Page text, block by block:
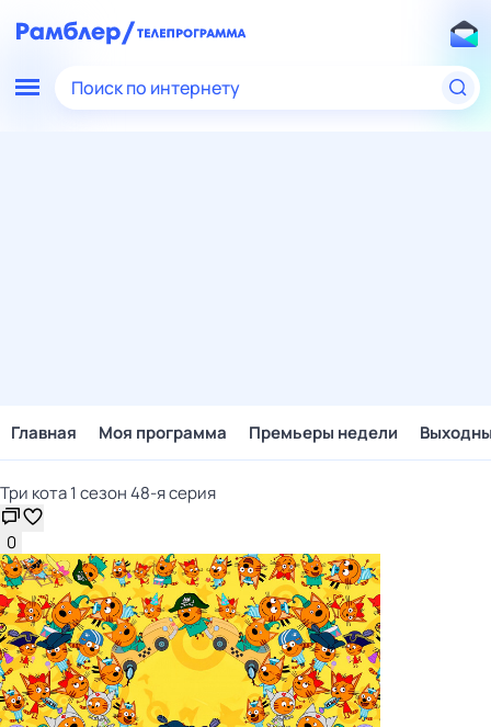
Поиск по интернету
Главная Моя программа Премьеры недели
Три кота 1 сезон 48-я серия
0